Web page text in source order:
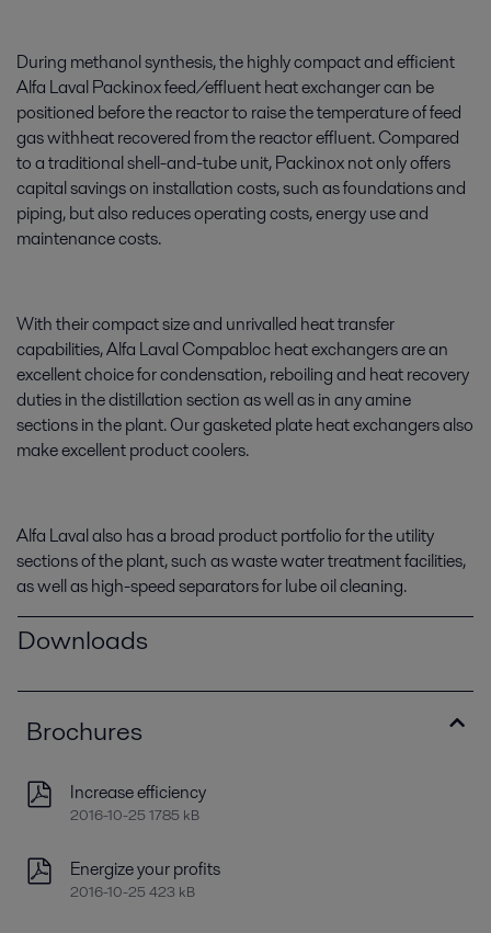
During methanol synthesis, the highly compact and efficient
Alfa Laval Packinox feed/effluent heat exchanger can be
positioned before the reactor to raise the temperature of feed
gas withheat recovered from the reactor effluent. Compared
to a traditional shell-and-tube unit, Packinox not only offers
capital savings on installation costs, such as foundations and
piping, but also reduces operating costs, energy use and
maintenance costs.
With their compact size and unrivalled heat transfer
capabilities, Alfa Laval Compabloc heat exchangers are an
excellent choice for condensation, reboiling and heat recovery
duties in the distillation section as well as in any amine
sections in the plant. Our gasketed plate heat exchangers also
make excellent product coolers.
Alfa Laval also has a broad product portfolio for the utility
sections of the plant, such as waste water treatment facilities,
as well as high-speed separators for lube oil cleaning.
Downloads
Brochures
Increase efficiency
2016-10-25 1785 kB
Energize your profits
2016-10-25 423 kB